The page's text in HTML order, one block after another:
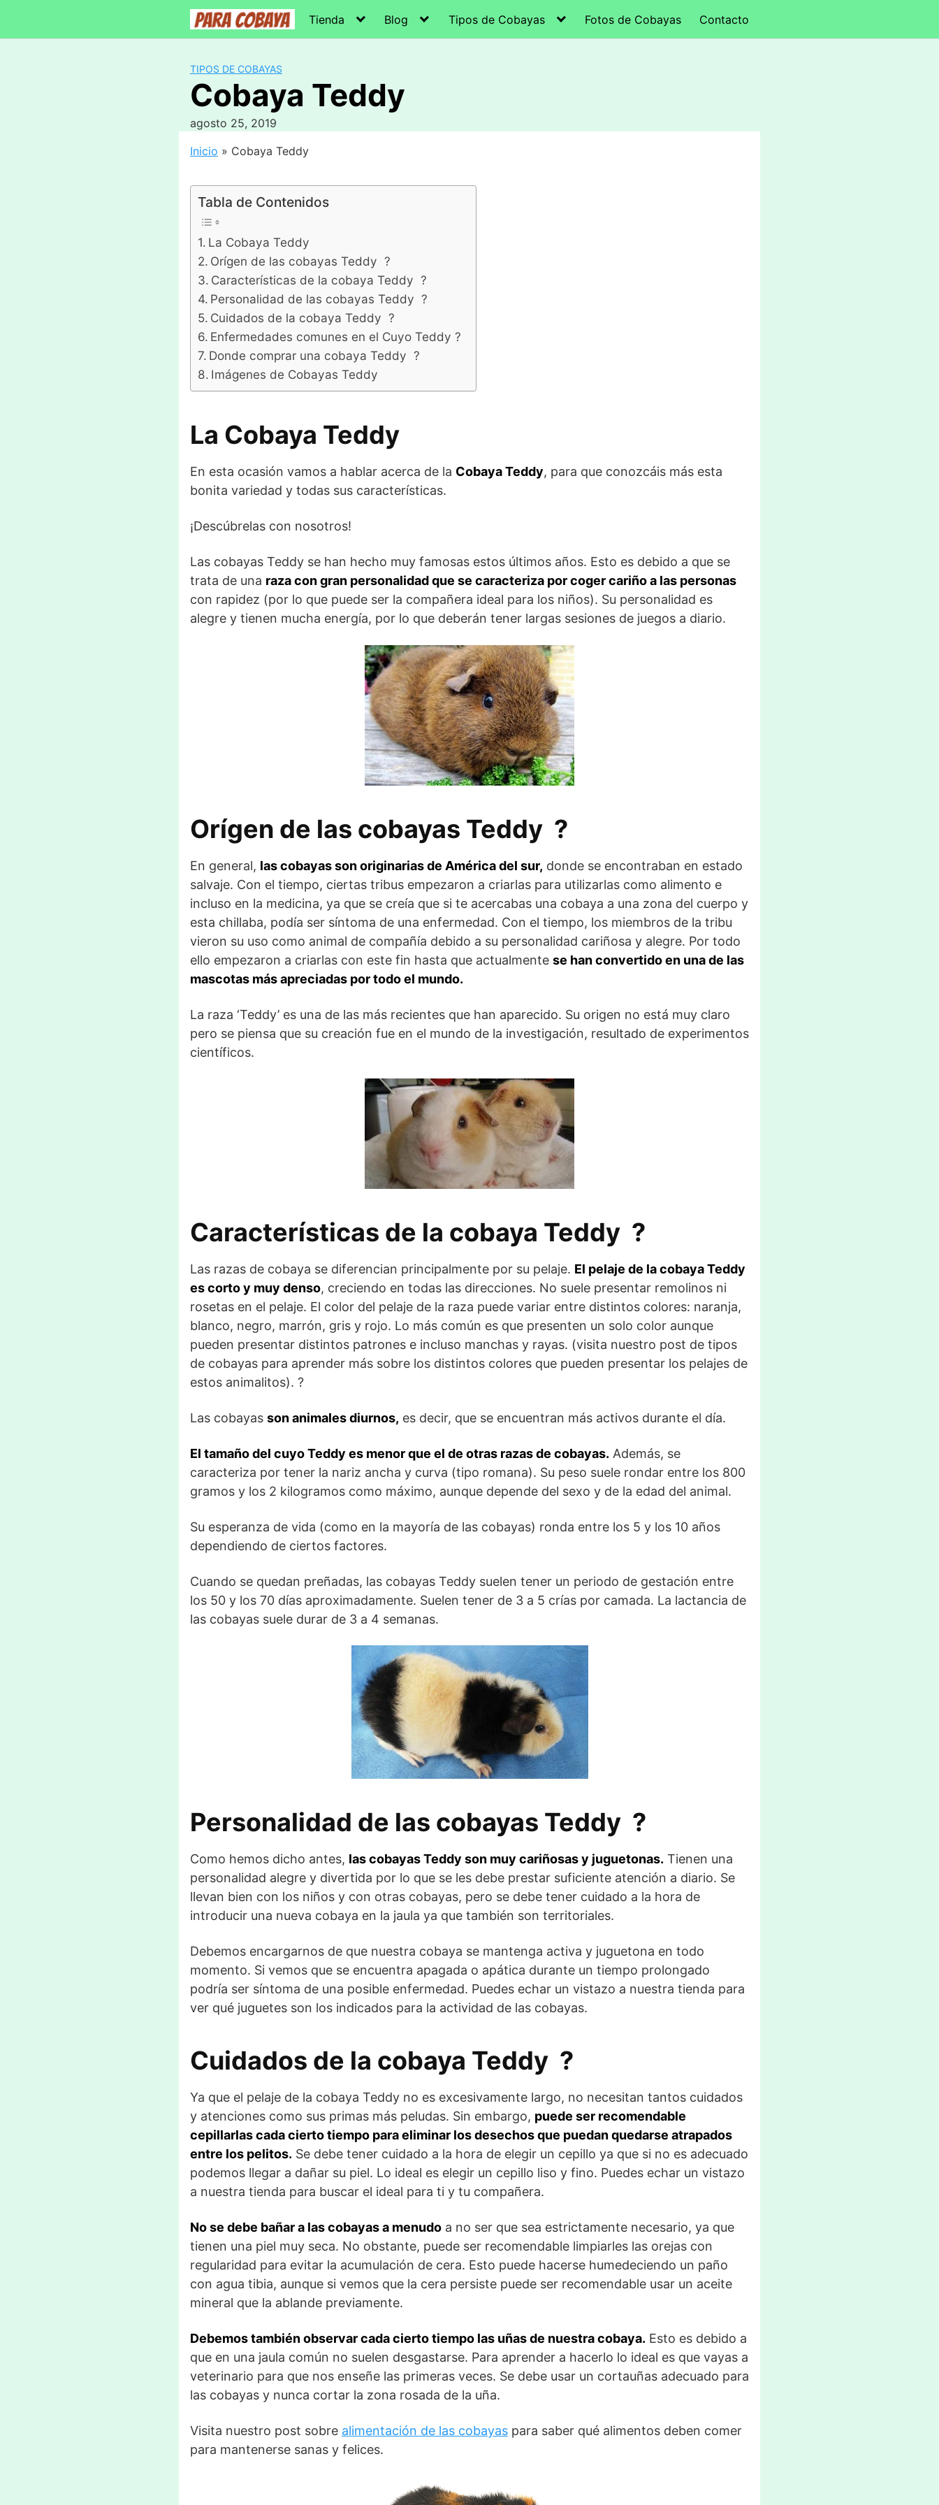
contenido
Tienda Blog Tipos de Cobayas Fotos de Cobayas Contacto
TIPOS DE COBAYAS
Cobaya Teddy
agosto 25, 2019
Inicio » Cobaya Teddy
Tabla de Contenidos
La Cobaya Teddy
Orígen de las cobayas Teddy ?
Características de la cobaya Teddy ?
Personalidad de las cobayas Teddy ?
Cuidados de la cobaya Teddy ?
Enfermedades comunes en el Cuyo Teddy ?
Donde comprar una cobaya Teddy ?
Imágenes de Cobayas Teddy
La Cobaya Teddy
En esta ocasión vamos a hablar acerca de la Cobaya Teddy, para que conozcáis más esta
bonita variedad y todas sus características.
¡Descúbrelas con nosotros!
Las cobayas Teddy se han hecho muy famosas estos últimos años. Esto es debido a que se
trata de una raza con gran personalidad que se caracteriza por coger cariño a las personas
con rapidez (por lo que puede ser la compañera ideal para los niños). Su personalidad es
alegre y tienen mucha energía, por lo que deberán tener largas sesiones de juegos a diario.
Orígen de las cobayas Teddy ?
En general, las cobayas son originarias de América del sur, donde se encontraban en estado
salvaje. Con el tiempo, ciertas tribus empezaron a criarlas para utilizarlas como alimento e
incluso en la medicina, ya que se creía que si te acercabas una cobaya a una zona del cuerpo y
esta chillaba, podía ser síntoma de una enfermedad. Con el tiempo, los miembros de la tribu
vieron su uso como animal de compañía debido a su personalidad cariñosa y alegre. Por todo
ello empezaron a criarlas con este fin hasta que actualmente se han convertido en una de las
mascotas más apreciadas por todo el mundo.
La raza ‘Teddy’ es una de las más recientes que han aparecido. Su origen no está muy claro
pero se piensa que su creación fue en el mundo de la investigación, resultado de experimentos
científicos.
Características de la cobaya Teddy ?
Las razas de cobaya se diferencian principalmente por su pelaje. El pelaje de la cobaya Teddy
es corto y muy denso, creciendo en todas las direcciones. No suele presentar remolinos ni
rosetas en el pelaje. El color del pelaje de la raza puede variar entre distintos colores: naranja,
blanco, negro, marrón, gris y rojo. Lo más común es que presenten un solo color aunque
pueden presentar distintos patrones e incluso manchas y rayas. (visita nuestro post de tipos
de cobayas para aprender más sobre los distintos colores que pueden presentar los pelajes de
estos animalitos). ?
Las cobayas son animales diurnos, es decir, que se encuentran más activos durante el día.
El tamaño del cuyo Teddy es menor que el de otras razas de cobayas. Además, se
caracteriza por tener la nariz ancha y curva (tipo romana). Su peso suele rondar entre los 800
gramos y los 2 kilogramos como máximo, aunque depende del sexo y de la edad del animal.
Su esperanza de vida (como en la mayoría de las cobayas) ronda entre los 5 y los 10 años
dependiendo de ciertos factores.
Cuando se quedan preñadas, las cobayas Teddy suelen tener un periodo de gestación entre
los 50 y los 70 días aproximadamente. Suelen tener de 3 a 5 crías por camada. La lactancia de
las cobayas suele durar de 3 a 4 semanas.
Personalidad de las cobayas Teddy ?
Como hemos dicho antes, las cobayas Teddy son muy cariñosas y juguetonas. Tienen una
personalidad alegre y divertida por lo que se les debe prestar suficiente atención a diario. Se
llevan bien con los niños y con otras cobayas, pero se debe tener cuidado a la hora de
introducir una nueva cobaya en la jaula ya que también son territoriales.
Debemos encargarnos de que nuestra cobaya se mantenga activa y juguetona en todo
momento. Si vemos que se encuentra apagada o apática durante un tiempo prolongado
podría ser síntoma de una posible enfermedad. Puedes echar un vistazo a nuestra tienda para
ver qué juguetes son los indicados para la actividad de las cobayas.
Cuidados de la cobaya Teddy ?
Ya que el pelaje de la cobaya Teddy no es excesivamente largo, no necesitan tantos cuidados
y atenciones como sus primas más peludas. Sin embargo, puede ser recomendable
cepillarlas cada cierto tiempo para eliminar los desechos que puedan quedarse atrapados
entre los pelitos. Se debe tener cuidado a la hora de elegir un cepillo ya que si no es adecuado
podemos llegar a dañar su piel. Lo ideal es elegir un cepillo liso y fino. Puedes echar un vistazo
a nuestra tienda para buscar el ideal para ti y tu compañera.
No se debe bañar a las cobayas a menudo a no ser que sea estrictamente necesario, ya que
tienen una piel muy seca. No obstante, puede ser recomendable limpiarles las orejas con
regularidad para evitar la acumulación de cera. Esto puede hacerse humedeciendo un paño
con agua tibia, aunque si vemos que la cera persiste puede ser recomendable usar un aceite
mineral que la ablande previamente.
Debemos también observar cada cierto tiempo las uñas de nuestra cobaya. Esto es debido a
que en una jaula común no suelen desgastarse. Para aprender a hacerlo lo ideal es que vayas a
veterinario para que nos enseñe las primeras veces. Se debe usar un cortauñas adecuado para
las cobayas y nunca cortar la zona rosada de la uña.
Visita nuestro post sobre alimentación de las cobayas para saber qué alimentos deben comer
para mantenerse sanas y felices.